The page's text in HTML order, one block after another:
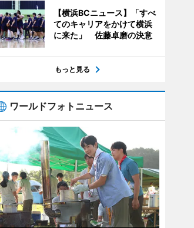
【横浜BCニュース】「すべ
てのキャリアをかけて横浜
に来た」 佐藤卓磨の決意
もっと見る
ワールドフォトニュース